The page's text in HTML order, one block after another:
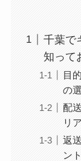
千葉で
知って
目
の
配
リ
返
ント